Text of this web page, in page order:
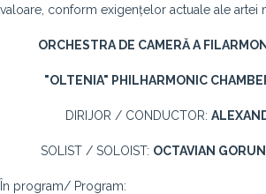
valoare, conform exigențelor actuale ale artei
ORCHESTRA DE CAMERĂ A
"OLTENIA" PHILHARMONIC
DIRIJOR / CONDUCTOR:
SOLIST / SOLOIST: OCTAVIAN GORUN
În program/ Program: